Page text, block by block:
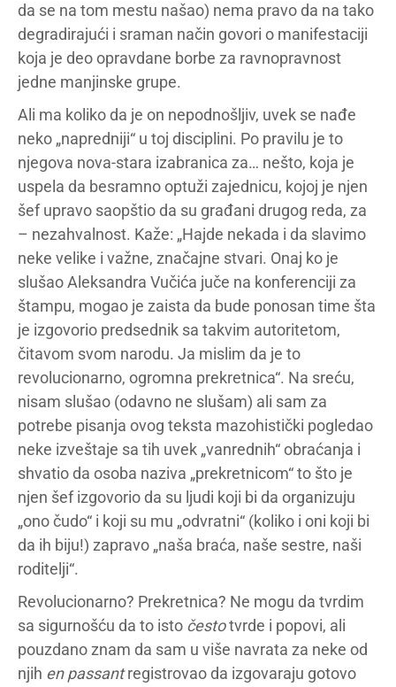
da se na tom mestu našao) nema pravo da na tako
degradirajući i sraman način govori o manifestaciji
koja je deo opravdane borbe za ravnopravnost
jedne manjinske grupe.
Ali ma koliko da je on nepodnošljiv, uvek se nađe
neko „napredniji“ u toj disciplini. Po pravilu je to
njegova nova-stara izabranica za… nešto, koja je
uspela da besramno optuži zajednicu, kojoj je njen
šef upravo saopštio da su građani drugog reda, za
– nezahvalnost. Kaže: „Hajde nekada i da slavimo
neke velike i važne, značajne stvari. Onaj ko je
slušao Aleksandra Vučića juče na konferenciji za
štampu, mogao je zaista da bude ponosan time šta
je izgovorio predsednik sa takvim autoritetom,
čitavom svom narodu. Ja mislim da je to
revolucionarno, ogromna prekretnica“. Na sreću,
nisam slušao (odavno ne slušam) ali sam za
potrebe pisanja ovog teksta mazohistički pogledao
neke izveštaje sa tih uvek „vanrednih“ obraćanja i
shvatio da osoba naziva „prekretnicom“ to što je
njen šef izgovorio da su ljudi koji bi da organizuju
„ono čudo“ i koji su mu „odvratni“ (koliko i oni koji bi
da ih biju!) zapravo „naša braća, naše sestre, naši
roditelji“.
Revolucionarno? Prekretnica? Ne mogu da tvrdim
sa sigurnošću da to isto čestotvrde i popovi, ali
pouzdano znam da sam u više navrata za neke od
njih en passantregistrovao da izgovaraju gotovo